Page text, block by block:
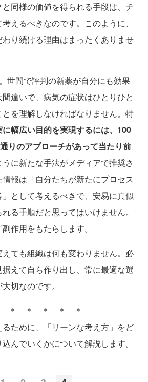
同様の価値を得られる手段は、チ
えるべきなのです。このように、
り続ける理由はまったくありませ
世間で評判の新薬が自分にも効果
違いで、病気の症状はひとりひと
を理解しなければなりません。特
幅広い目的を実現するには、100
りのアプローチがあって当たり前
に新たな手法がメディアで推奨さ
報は「自分たちが新たにプロセス
として考えるべきで、安易に真似
る手順だと思ってはいけません。
作用をもたらします。
ても組織は何も変わりません。必
えて自ら作り出し、常に最適な選
切なのです。
＊ ＊ ＊ ＊
ために、「リーンな考え方」をど
んでいくかについて解説します。